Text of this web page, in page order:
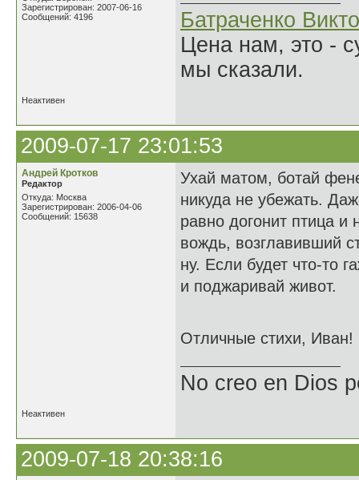
Зарегистрирован: 2007-06-16
Сообщений: 4196
Батраченко
Цена нам, это -
мы сказали.
Неактивен
2009-07-17 23:01:53
Андрей Кротков
Редактор
Откуда: Москва
Зарегистрирован: 2006-04-06
Сообщений: 15638
Ухай матом, ботай
никуда не убежать.
равно догонит птица
вождь, возглавивший
ну. Если будет что-то
и поджаривай живот.
Отличные стихи, Иван!
No creo en Dios
Неактивен
2009-07-18 20:38:16